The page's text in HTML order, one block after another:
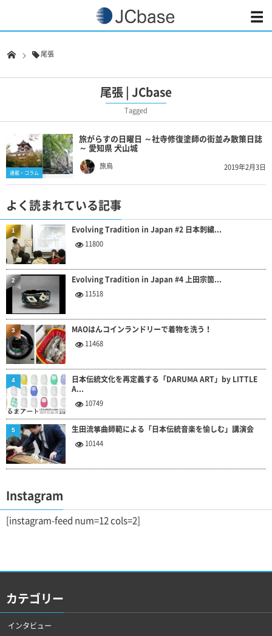
尾張
尾張 | JCbase
Tagged
連載・コラム
旅がらすの日曜日 ～社寺修復塗師の街並み散策日誌
～ 愛知県 犬山城
旅烏 2019年2月3日
よく読まれている記事
Evolving Tradition in Japan #2 日本刺繍...
11800
1
Evolving Tradition in Japan #4 上田宗箇...
11518
2
MAOはんコインランドリーで着物を洗う！
11468
3
日本伝統文化を再定義する「DARUMA ART」by LITTLE
A...
10749
4
生田流箏曲師範による「日本伝統音楽を愉しむ」講演会
10144
5
Instagram
[instagram-feed num=12 cols=2]
カテゴリー
インタビュー